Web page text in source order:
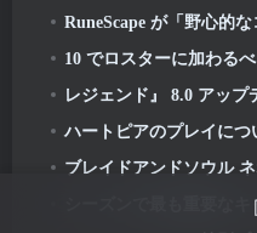
RuneScape が「野心的なコンテンツ
10 でロスターに加わる
レジェンド』 8.0 アップデー
ハートピアのプレイについて
ブレイドアンドソウル ネオの新ダ
シーズンで最も重要な